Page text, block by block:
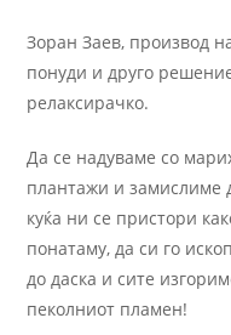
Зоран Заев, производ
понуди и друго
релаксирачко.
Да се надуваме со
плантажи и замислиме
куќа ни се пристори
понатаму, да си го
до даска и сите
пеколниот пламен!